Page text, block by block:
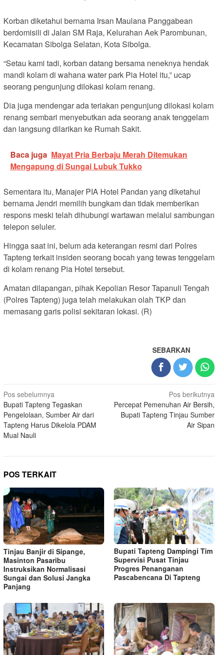
Korban diketahui bernama Irsan Maulana Panggabean
berdomisili di Jalan SM Raja, Kelurahan Aek Parombunan,
Kecamatan Sibolga Selatan, Kota Sibolga.
“Setau kami tadi, korban datang bersama neneknya hendak
mandi kolam di wahana water park Pia Hotel itu,” ucap
seorang pengunjung dilokasi kolam renang.
Dia juga mendengar ada teriakan pengunjung dilokasi kolam
renang sembari menyebutkan ada seorang anak tenggelam
dan langsung dilarikan ke Rumah Sakit.
Baca juga Mayat Pria Berbaju Merah Ditemukan
Mengapung di Sungai Lubuk Tukko
Sementara itu, Manajer PIA Hotel Pandan yang diketahui
bernama Jendri memilih bungkam dan tidak memberikan
respons meski telah dihubungi wartawan melalui sambungan
telepon seluler.
Hingga saat ini, belum ada keterangan resmi dari Polres
Tapteng terkait insiden seorang bocah yang tewas tenggelam
di kolam renang Pia Hotel tersebut.
Amatan dilapangan, pihak Kepolian Resor Tapanuli Tengah
(Polres Tapteng) juga telah melakukan olah TKP dan
memasang garis polisi sekitaran lokasi. (R)
SEBARKAN
Navigasi
pos
Pos sebelumnya
Bupati Tapteng Tegaskan
Pengelolaan, Sumber Air dari
Tapteng Harus Dikelola PDAM
Mual Nauli
Pos berikutnya
Percepat Pemenuhan Air Bersih,
Bupati Tapteng Tinjau Sumber
Air Sipan
POS TERKAIT
Tinjau Banjir di Sipange,
Masinton Pasaribu
Instruksikan Normalisasi
Sungai dan Solusi Jangka
Panjang
Bupati Tapteng Dampingi Tim
Supervisi Pusat Tinjau
Progres Penanganan
Pascabencana Di Tapteng